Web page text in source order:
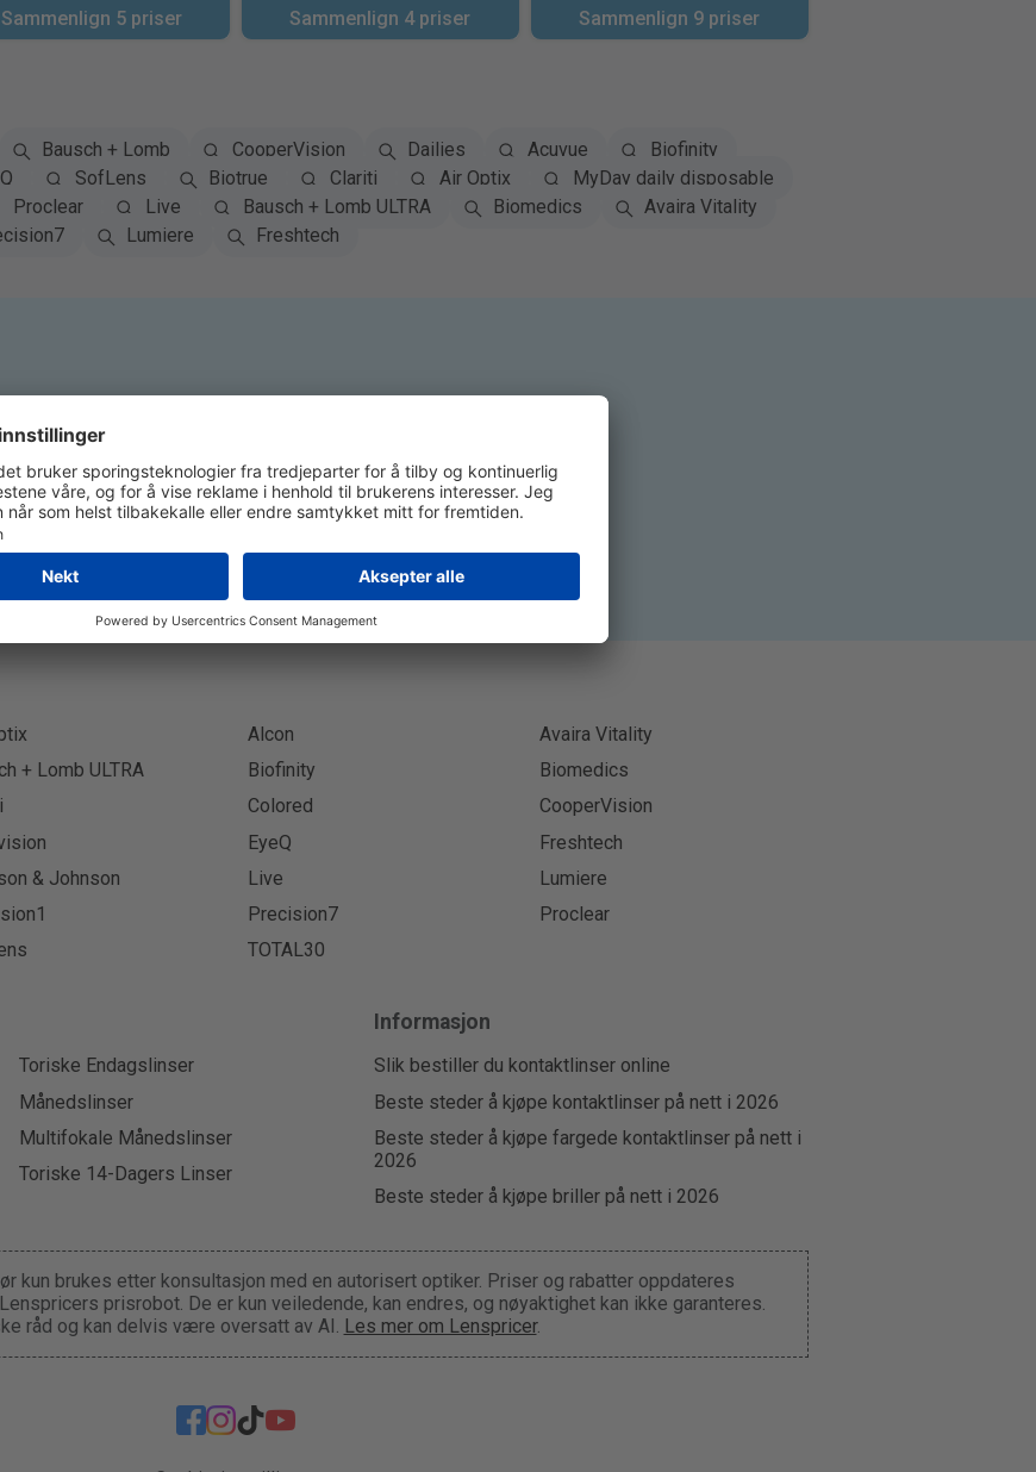
Sammenlign 5 priser Sammenlign 4 priser Sammenlign 9 priser
Bausch + Lomb CooperVision Dailies Acuvue
Biofinity
SofLens Biotrue Clariti Air Optix
MyDay daily disposable
Proclear Live Bausch + Lomb ULTRA Biomedics
Avaira Vitality
Lumiere Freshtech
Abonner på Nyhetsbrev
Abonner
Alcon
Avaira Vitality
+ Lomb ULTRA Biofinity
Biomedics
Colored
CooperVision
EyeQ
Freshtech
& Johnson Live
Lumiere
Precision7
Proclear
TOTAL30
Toriske Endagslinser
Månedslinser
Multifokale Månedslinser
Toriske 14-Dagers Linser
Informasjon
Slik bestiller du kontaktlinser online
Beste steder å kjøpe kontaktlinser på nett i 2026
Beste steder å kjøpe fargede kontaktlinser på nett i
2026
Beste steder å kjøpe briller på nett i 2026
kun brukes etter konsultasjon med en autorisert optiker. Priser og rabatter oppdateres
prisrobot. De er kun veiledende, kan endres, og nøyaktighet kan ikke garanteres.
råd og kan delvis være oversatt av AI. Les mer om Lenspricer.